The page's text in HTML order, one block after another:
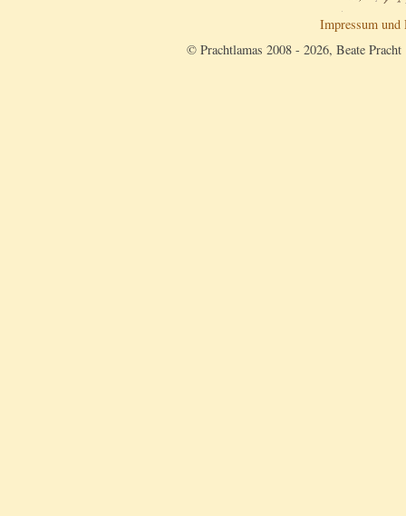
Impressum und
© Prachtlamas 2008 - 2026, Beate Pracht